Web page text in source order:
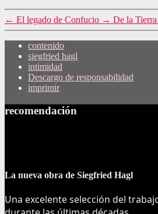
← El legado de Confucio → De la
contenido
siegfried hagl
intimidad
Descargo de responsabilidad
imprimir
recomendación
La nueva obra de Siegfried Hagl
Una excelente selección del